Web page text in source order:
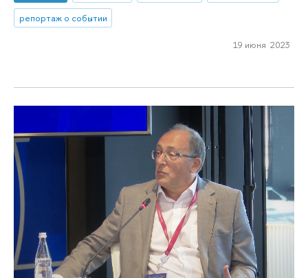
репортаж о событии
19 июня 2023